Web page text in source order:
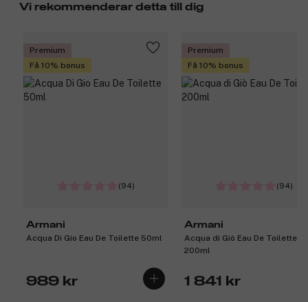
Vi rekommenderar detta till dig
Premium
Få 10% bonus
(94)
Armani
Acqua Di Gio Eau De Toilette 50ml
989 kr
Premium
Få 10% bonus
(94)
Armani
Acqua di Giò Eau De Toilette
200ml
1 841 kr